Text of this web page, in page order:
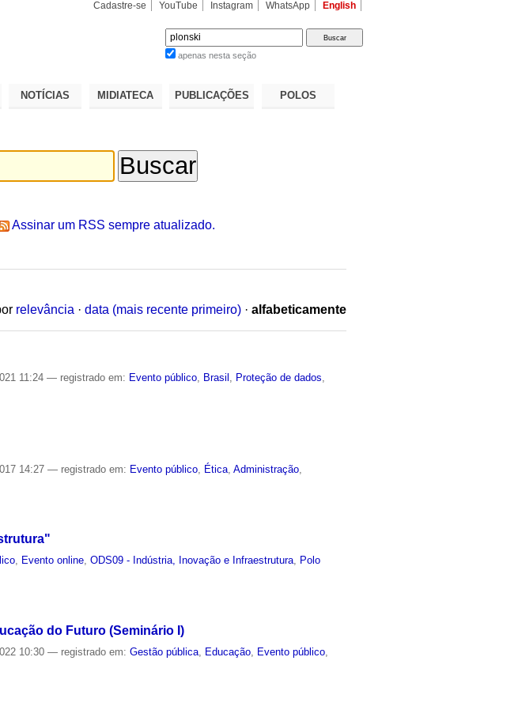
Cadastre-se YouTube Instagram WhatsApp English
apenas nesta seção
NOTÍCIAS MIDIATECA PUBLICAÇÕES POLOS
Assinar um RSS sempre atualizado.
relevância · data (mais recente primeiro) · alfabeticamente
11:24— registrado em: Evento público Brasil Proteção de dados
14:27— registrado em: Evento público Ética ,Administração
, Evento online,ODS09 - Indústria, Inovação e Infraestrutura, Polo
do Futuro (Seminário I)
10:30— registrado em:Gestão pública, Educação, Evento público,